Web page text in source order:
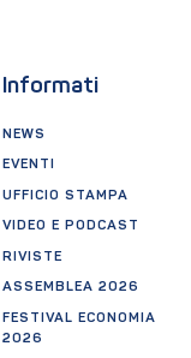
Informati
NEWS
EVENTI
UFFICIO STAMPA
VIDEO E PODCAST
RIVISTE
ASSEMBLEA 2026
FESTIVAL ECONOMIA
2026